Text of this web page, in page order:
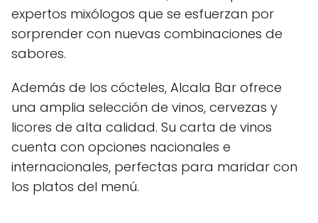
expertos mixólogos que se esfuerzan por
sorprender con nuevas combinaciones de
sabores.
Además de los cócteles, Alcala Bar ofrece
una amplia selección de vinos, cervezas y
licores de alta calidad. Su carta de vinos
cuenta con opciones nacionales e
internacionales, perfectas para maridar con
los platos del menú.